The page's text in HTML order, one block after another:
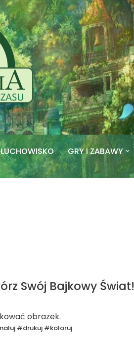
GRY I ZABAWY
Swój Bajkowy Świat!
obrazek.
#drukuj #koloruj